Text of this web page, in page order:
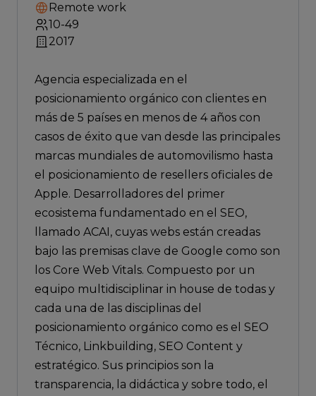
Remote work
10-49
2017
Agencia especializada en el
posicionamiento orgánico con clientes en
más de 5 países en menos de 4 años con
casos de éxito que van desde las principales
marcas mundiales de automovilismo hasta
el posicionamiento de resellers oficiales de
Apple. Desarrolladores del primer
ecosistema fundamentado en el SEO,
llamado ACAI, cuyas webs están creadas
bajo las premisas clave de Google como son
los Core Web Vitals. Compuesto por un
equipo multidisciplinar in house de todas y
cada una de las disciplinas del
posicionamiento orgánico como es el SEO
Técnico, Linkbuilding, SEO Content y
estratégico. Sus principios son la
transparencia, la didáctica y sobre todo, el